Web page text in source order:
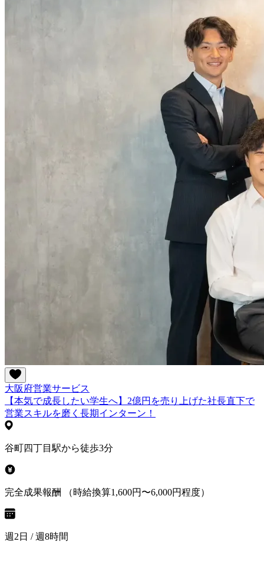
大阪府営業サービス
【本気で成長したい学生へ】2億円を売り上げた社長直下で
営業スキルを磨く長期インターン！
谷町四丁目駅から徒歩3分
完全成果報酬 （時給換算1,600円〜6,000円程度）
週2日 / 週8時間